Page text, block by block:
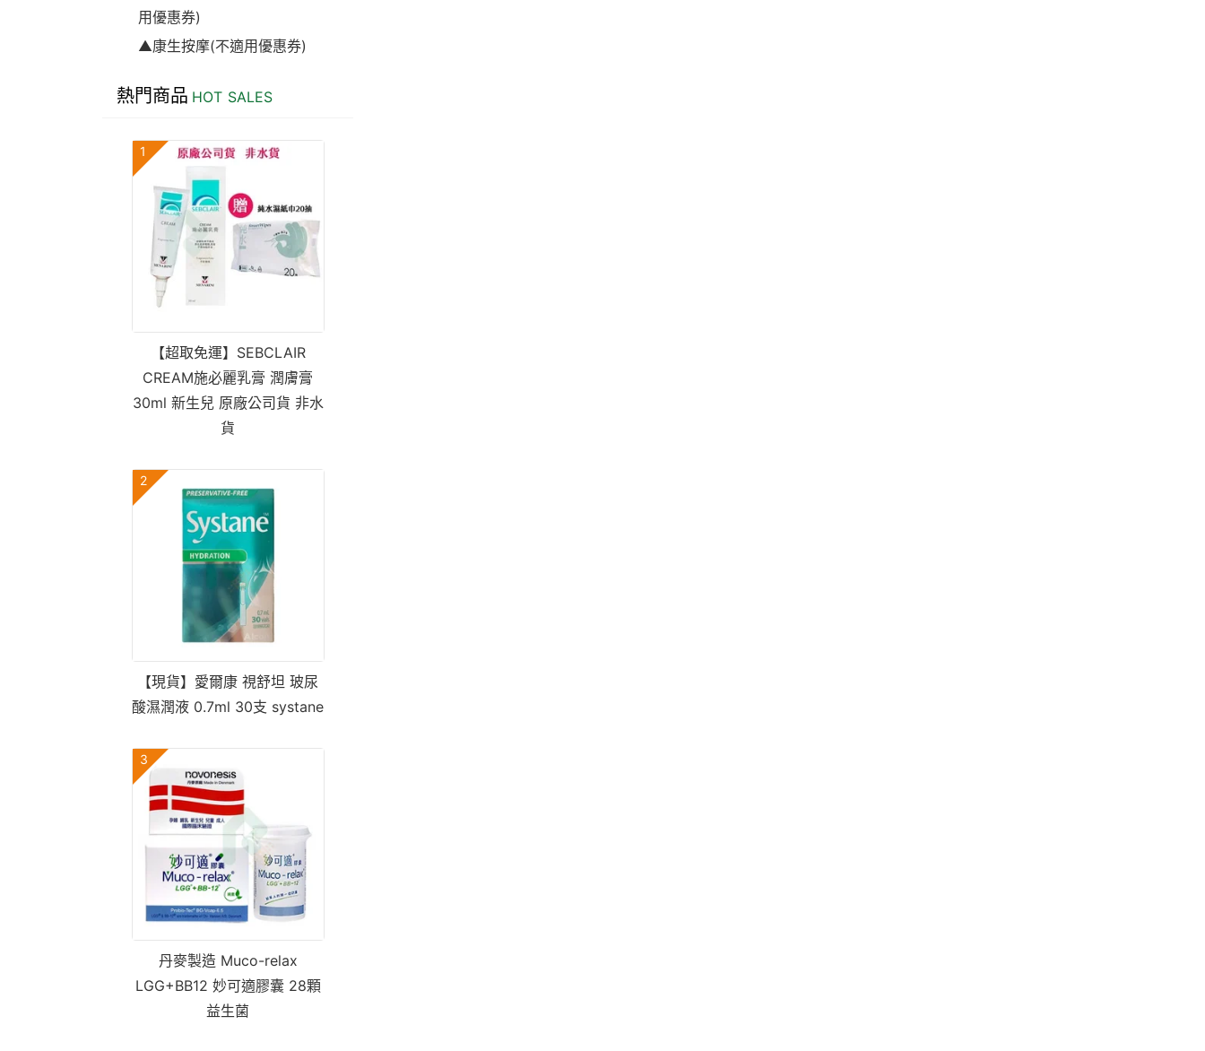
用優惠券)
▲康生按摩(不適用優惠券)
熱門商品 HOT SALES
1
【超取免運】SEBCLAIR
CREAM施必麗乳膏 潤膚膏
30ml 新生兒 原廠公司貨 非水
貨
2
【現貨】愛爾康 視舒坦 玻尿
酸濕潤液 0.7ml 30支 systane
3
丹麥製造 Muco-relax
LGG+BB12 妙可適膠囊 28顆
益生菌